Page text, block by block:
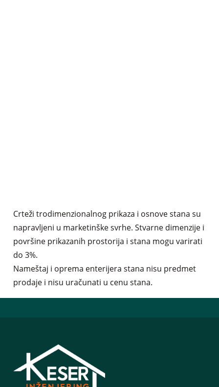
Crteži trodimenzionalnog prikaza i osnove stana su
napravljeni u marketinške svrhe. Stvarne dimenzije i
površine prikazanih prostorija i stana mogu varirati
do 3%.
Nameštaj i oprema enterijera stana nisu predmet
prodaje i nisu uračunati u cenu stana.